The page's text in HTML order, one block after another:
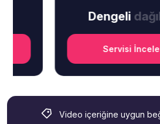
Dengelidağılım
Servisi İncele
Video içeriğine uygun